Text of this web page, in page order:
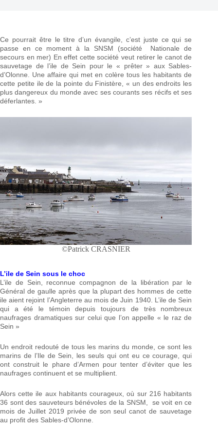
Ce pourrait être le titre d’un évangile, c’est juste ce qui se
passe en ce moment à la SNSM (société Nationale de
secours en mer) En effet cette société veut retirer le canot de
sauvetage de l’ile de Sein pour le « prêter » aux Sables-
d’Olonne. Une affaire qui met en colère tous les habitants de
cette petite ile de la pointe du Finistère, « un des endroits les
plus dangereux du monde avec ses courants ses récifs et ses
déferlantes. »
©Patrick CRASNIER
L’ile de Sein sous le choc
L’ile de Sein, reconnue compagnon de la libération par le
Général de gaulle après que la plupart des hommes de cette
ile aient rejoint l’Angleterre au mois de Juin 1940. L’ile de Sein
qui a été le témoin depuis toujours de très nombreux
naufrages dramatiques sur celui que l’on appelle « le raz de
Sein »
Un endroit redouté de tous les marins du monde, ce sont les
marins de l’Ile de Sein, les seuls qui ont eu ce courage, qui
ont construit le phare d’Armen pour tenter d’éviter que les
naufrages continuent et se multiplient.
Alors cette ile aux habitants courageux, où sur 216 habitants
36 sont des sauveteurs bénévoles de la SNSM, se voit en ce
mois de Juillet 2019 privée de son seul canot de sauvetage
au profit des Sables-d’Olonne.